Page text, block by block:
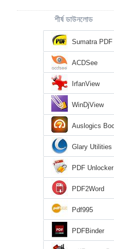
শীর্ষ ডাউনলোড
Sumatra PDF
ACDSee
IrfanView
WinDjView
Auslogics
Glary Utilities
PDF Unlocker
PDF2Word
Pdf995
PDFBinder